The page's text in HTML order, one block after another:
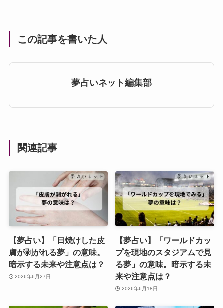
この記事を書いた人
夢占いネット編集部
関連記事
【夢占い】「日焼けした皮
膚が剥がれる夢」の意味。
暗示する未来や注意点は？
2026年6月27日
【夢占い】「ワールドカッ
プを現地のスタジアムで見
る夢」の意味。暗示する未
来や注意点は？
2026年6月18日